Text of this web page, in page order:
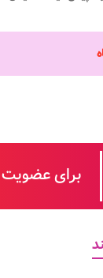
برای عضویت